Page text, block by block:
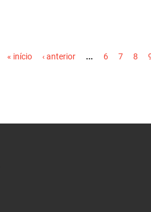
« início ‹ anterior … 6 7 8